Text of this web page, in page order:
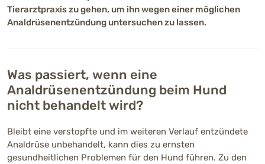
Tierarztpraxis zu gehen, um ihn wegen einer möglichen
Analdrüsenentzündung untersuchen zu lassen.
Was passiert, wenn eine
Analdrüsenentzündung beim Hund
nicht behandelt wird?
Bleibt eine verstopfte und im weiteren Verlauf entzündete
Analdrüse unbehandelt, kann dies zu ernsten
gesundheitlichen Problemen für den Hund führen. Zu den